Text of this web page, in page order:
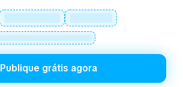
Publique grátis agora